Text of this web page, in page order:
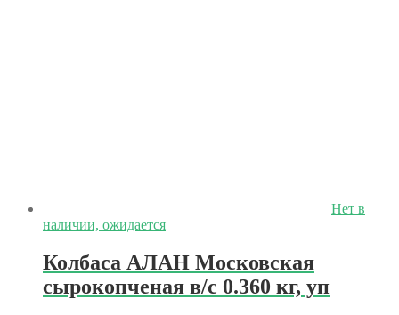
Нет в
наличии, ожидается
Колбаса АЛАН Московская
сырокопченая в/с 0.360 кг, уп